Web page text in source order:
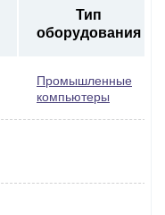
Тип
оборудования
Промышленные
компьютеры